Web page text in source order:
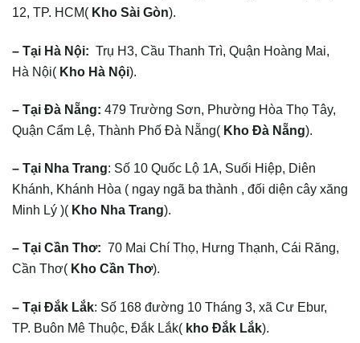
12, TP. HCM( Kho Sài Gòn).
– Tại Hà Nội: Trụ H3, Cầu Thanh Trì, Quận Hoàng Mai,
Hà Nội( Kho Hà Nội).
– Tại Đà Nẵng: 479 Trường Sơn, Phường Hòa Thọ Tây,
Quận Cẩm Lệ, Thành Phố Đà Nẵng( Kho Đà Nẵng).
– Tại Nha Trang: Số 10 Quốc Lộ 1A, Suối Hiệp, Diên
Khánh, Khánh Hòa ( ngay ngã ba thành , đối diện cây xăng
Minh Lý )( Kho Nha Trang).
– Tại Cần Thơ: 70 Mai Chí Thọ, Hưng Thạnh, Cái Răng,
Cần Thơ( Kho Cần Thơ).
– Tại Đắk Lắk: Số 168 đường 10 Tháng 3, xã Cư Ebur,
TP. Buôn Mê Thuộc, Đắk Lắk( kho Đắk Lắk).